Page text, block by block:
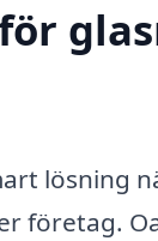
lösning
företag.